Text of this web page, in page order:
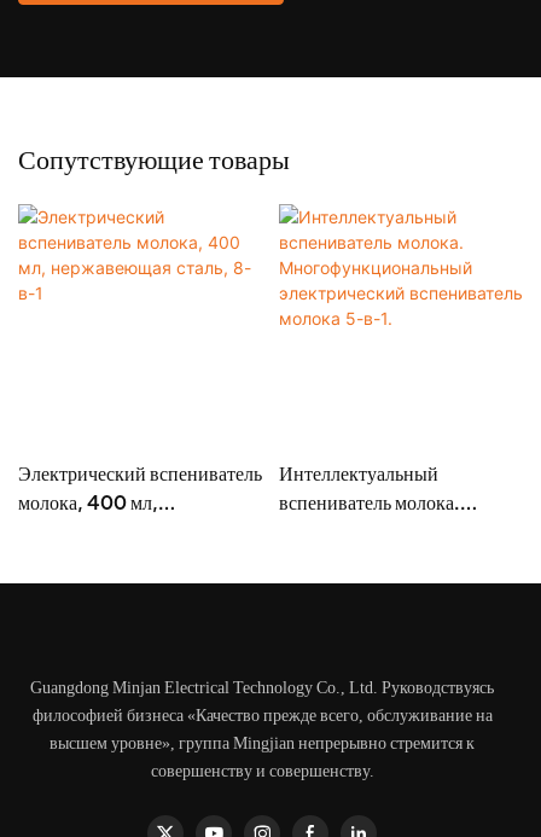
Сопутствующие товары
Электрический вспениватель
молока, 400 мл,
Интеллектуальный
вспениватель молока.
молока 5-в-1.
Guangdong Minjan Electrical Technology Co., Ltd. Руководствуясь
философией бизнеса «Качество прежде всего, обслуживание на
высшем уровне», группа Mingjian непрерывно стремится к
совершенству и совершенству.